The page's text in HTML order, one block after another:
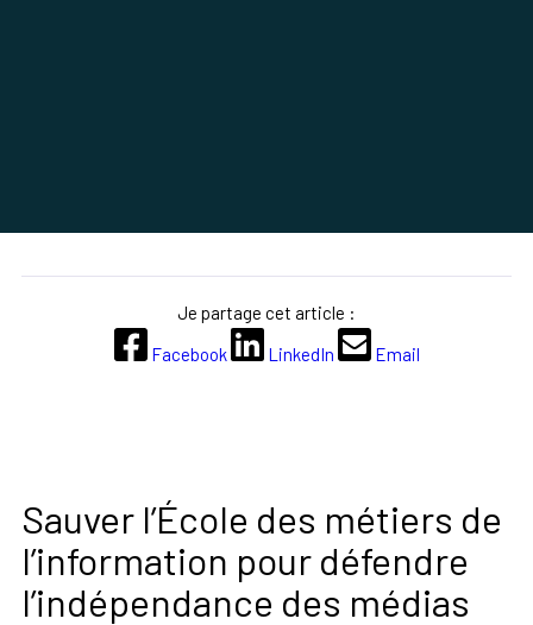
Sauver l’École des métiers de
l’information pour défendre
l’indépendance des médias
Je partage cet article :
Facebook
LinkedIn Email